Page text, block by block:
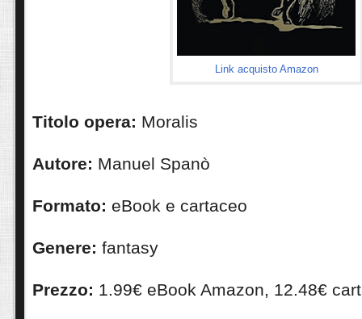
Link acquisto Amazon
Titolo opera: Moralis
Autore: Manuel Spanò
Formato: eBook e cartaceo
Genere: fantasy
Prezzo: 1.99€ eBook Amazon, 12.48€